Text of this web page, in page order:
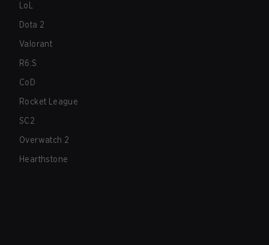
LoL
Dota 2
Valorant
R6:S
CoD
Rocket League
SC2
Overwatch 2
Hearthstone